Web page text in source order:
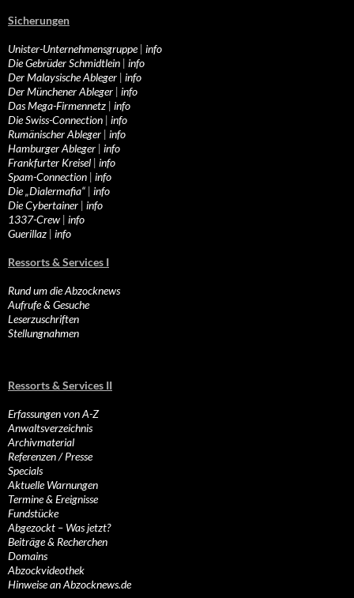
Sicherungen
Unister-Unternehmensgruppe| info
Die Gebrüder Schmidtlein | info
Der Malaysische Ableger | info
Der Münchener Ableger | info
Das Mega-Firmennetz | info
Die Swiss-Connection | info
Rumänischer Ableger | info
Hamburger Ableger | info
Frankfurter Kreisel | info
Spam-Connection | info
Die „Dialermafia“ | info
Die Cybertainer | info
1337-Crew | info
Guerillaz | info
Ressorts & Services I
Rund um die Abzocknews
Aufrufe & Gesuche
Leserzuschriften
Stellungnahmen
Ressorts & Services II
Erfassungen von A-Z
Anwaltsverzeichnis
Archivmaterial
Referenzen / Presse
Specials
Aktuelle Warnungen
Termine & Ereignisse
Fundstücke
Abgezockt – Was jetzt?
Beiträge & Recherchen
Domains
Abzockvideothek
Hinweise an Abzocknews.de